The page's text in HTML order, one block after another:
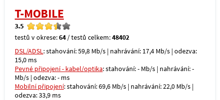
T-MOBILE
3.5
testů v okrese:64 / testů celkem:48402
DSL/ADSL: stahování: 59,8 Mb/s | nahrávání: 17,4 Mb/s | odezva:
15,0 ms
Pevné připojení - kabel/optika: stahování: - Mb/s | nahrávání: -
Mb/s | odezva: - ms
Mobilní připojení: stahování: 69,6 Mb/s | nahrávání: 22,0 Mb/s |
odezva: 33,9 ms